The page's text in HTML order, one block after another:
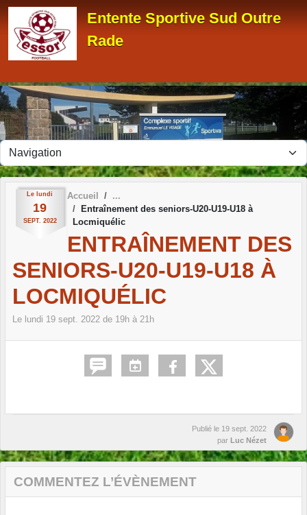
Entente Sportive Sud Outre
Rade
Le lundi
19
SEPT. 2022
Accueil
Entraînement des seniors-U20-U19-U18 à
Locmiquélic
ENTRAÎNEMENT DES
SENIORS-U20-U19-U18 À
LOCMIQUÉLIC
Le lundi 19 sept. 2022 de 19h à 21h
Publié le 19 sept. 2022
par Luc Nézet
COMMENTEZ L’ÉVÈNEMENT
Panneau de gestion des cookies